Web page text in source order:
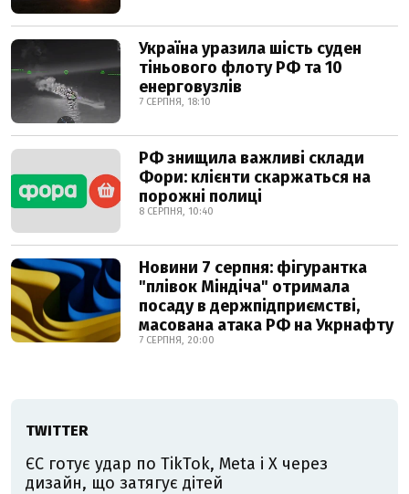
Україна уразила шість суден
тіньового флоту РФ та 10
енерговузлів
7 СЕРПНЯ, 18:10
РФ знищила важливі склади
Фори: клієнти скаржаться на
порожні полиці
8 СЕРПНЯ, 10:40
Новини 7 серпня: фігурантка
"плівок Міндіча" отримала
посаду в держпідприємстві,
масована атака РФ на Укрнафту
7 СЕРПНЯ, 20:00
TWITTER
ЄС готує удар по TikTok, Meta і X через
дизайн, що затягує дітей